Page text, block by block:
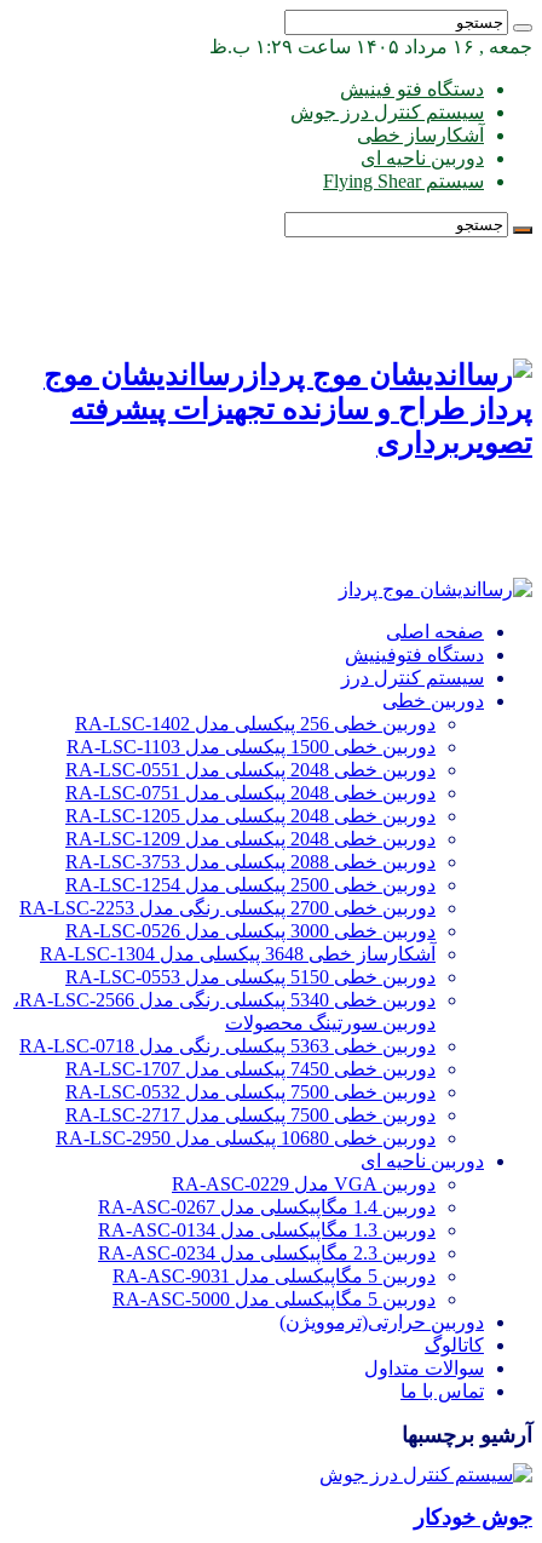
جمعه , ۱۶ مرداد ۱۴۰۵ ساعت ۱:۲۹ ب.ظ
دستگاه فتو فینیش
سیستم کنترل درز جوش
آشکارساز خطی
دوربین ناحیه ای
سیستم Flying Shear
رسااندیشان موج
پرداز طراح و سازنده تجهیزات پیشرفته
تصویربرداری
صفحه اصلی
دستگاه فتوفینیش
سیستم کنترل درز
دوربین خطی
دوربین خطی 256 پیکسلی مدل RA-LSC-1402
دوربین خطی 1500 پیکسلی مدل RA-LSC-1103
دوربین خطی 2048 پیکسلی مدل RA-LSC-0551
دوربین خطی 2048 پیکسلی مدل RA-LSC-0751
دوربین خطی 2048 پیکسلی مدل RA-LSC-1205
دوربین خطی 2048 پیکسلی مدل RA-LSC-1209
دوربین خطی 2088 پیکسلی مدل RA-LSC-3753
دوربین خطی 2500 پیکسلی مدل RA-LSC-1254
دوربین خطی 2700 پیکسلی رنگی مدل RA-LSC-2253
دوربین خطی 3000 پیکسلی مدل RA-LSC-0526
آشکارساز خطی 3648 پیکسلی مدل RA-LSC-1304
دوربین خطی 5150 پیکسلی مدل RA-LSC-0553
دوربین خطی 5340 پیکسلی رنگی مدل RA-LSC-2566،
دوربین سورتینگ محصولات
دوربین خطی 5363 پیکسلی رنگی مدل RA-LSC-0718
دوربین خطی 7450 پیکسلی مدل RA-LSC-1707
دوربین خطی 7500 پیکسلی مدل RA-LSC-0532
دوربین خطی 7500 پیکسلی مدل RA-LSC-2717
دوربین خطی 10680 پیکسلی مدل RA-LSC-2950
دوربین ناحیه ای
دوربین VGA مدل RA-ASC-0229
دوربین 1.4 مگاپیکسلی مدل RA-ASC-0267
دوربین 1.3 مگاپیکسلی مدل RA-ASC-0134
دوربین 2.3 مگاپیکسلی مدل RA-ASC-0234
دوربین 5 مگاپیکسلی مدل RA-ASC-9031
دوربین 5 مگاپیکسلی مدل RA-ASC-5000
دوربین حرارتی(ترموویژن)
کاتالوگ
سوالات متداول
تماس با ما
آرشیو برچسبها
جوش خودکار